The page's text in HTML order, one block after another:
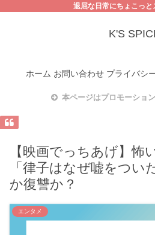
退屈な日常にちょこっと
K'S
ホーム お問い合わせ プライバシ
本ページはプロモーショ
【映画でっちあげ】怖
「律子はなぜ嘘をつい
か復讐か？
エンタメ